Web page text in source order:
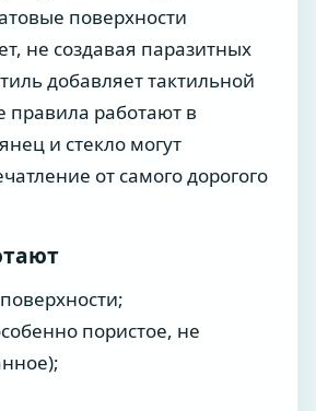
поверхности
не создавая паразитных
добавляет тактильной
правила работают в
и стекло могут
от самого дорогого
пористое, не